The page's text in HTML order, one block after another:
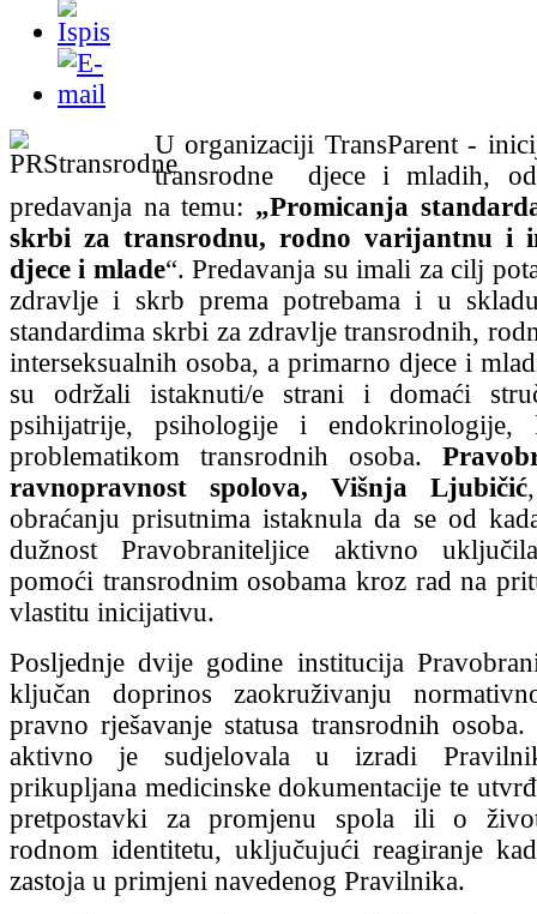
U organizaciji TransParent -
transrodne djece i mladih,
predavanja na temu: „Promicanja
skrbi za transrodnu, rodno varijantnu i
djece i mlade“. Predavanja su imali za cilj
zdravlje i skrb prema potrebama i u
standardima skrbi za zdravlje transrodnih,
interseksualnih osoba, a primarno djece i
su održali istaknuti/e strani i domaći
psihijatrije, psihologije i
problematikom transrodnih osoba.
ravnopravnost spolova, Višnja Ljubičić
obraćanju prisutnima istaknula da se od
dužnost Pravobraniteljice aktivno
pomoći transrodnim osobama kroz rad na
vlastitu inicijativu.
Posljednje dvije godine institucija
ključan doprinos zaokruživanju
pravno rješavanje statusa transrodnih
aktivno je sudjelovala u izradi
prikupljana medicinske dokumentacije te
pretpostavki za promjenu spola ili o
rodnom identitetu, uključujući reagiranje
zastoja u primjeni navedenog Pravilnika.